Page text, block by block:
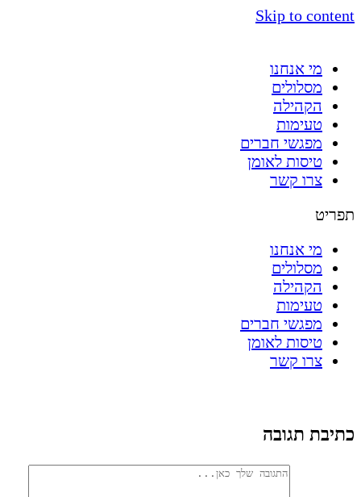
Skip to content
מי אנחנו
מסלולים
הקהילה
טעימות
מפגשי חברים
טיסות לאומן
צרו קשר
תפריט
מי אנחנו
מסלולים
הקהילה
טעימות
מפגשי חברים
טיסות לאומן
צרו קשר
כתיבת תגובה